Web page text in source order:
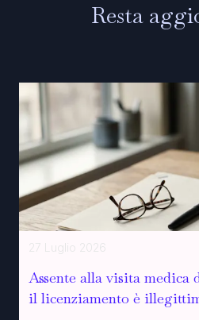
Resta
27 Luglio 2026
Assente alla visita medica
il licenziamento è